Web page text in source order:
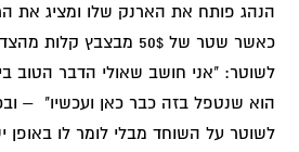
הנהג פותח את הארנק שלו ומציג את
כאשר שטר של 50$ מבצבץ
לשוטר: "אני חושב שאולי הדבר הטוב
הוא שנטפל בזה כבר כאן ועכשיו" –
לשוטר על השוחד מבלי לומר לו באופן